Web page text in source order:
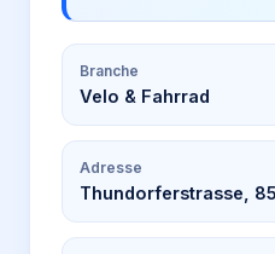
Branche
Velo & Fahrrad
Adresse
Thundorferstrasse,